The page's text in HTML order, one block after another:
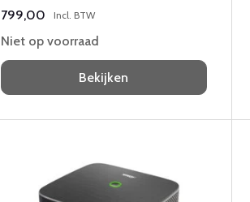
799,00 Incl. BTW
Niet op voorraad
Bekijken